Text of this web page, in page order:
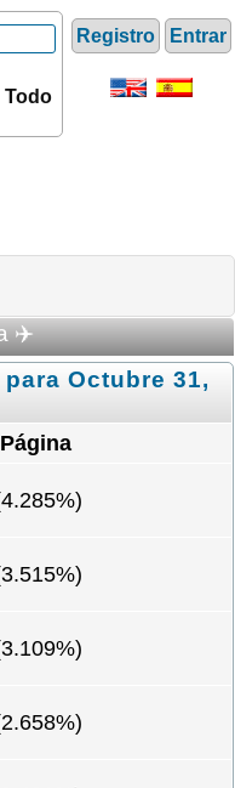
Registro Entrar
Todo
✈️
Octubre 31,